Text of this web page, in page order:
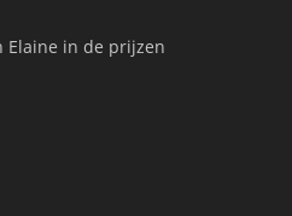
Elaine in de prijzen